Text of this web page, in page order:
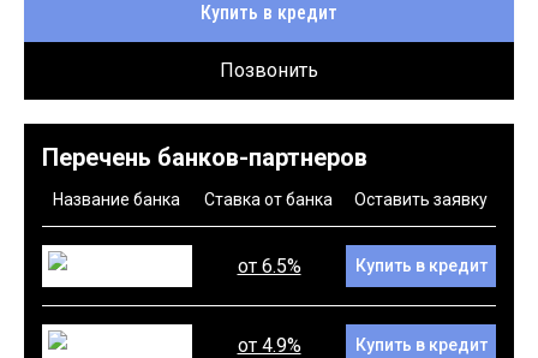
Купить в кредит
Позвонить
Перечень банков-партнеров
Название банка Ставка от банка Оставить заявку
от 6.5% Купить в кредит
от 4.9% Купить в кредит